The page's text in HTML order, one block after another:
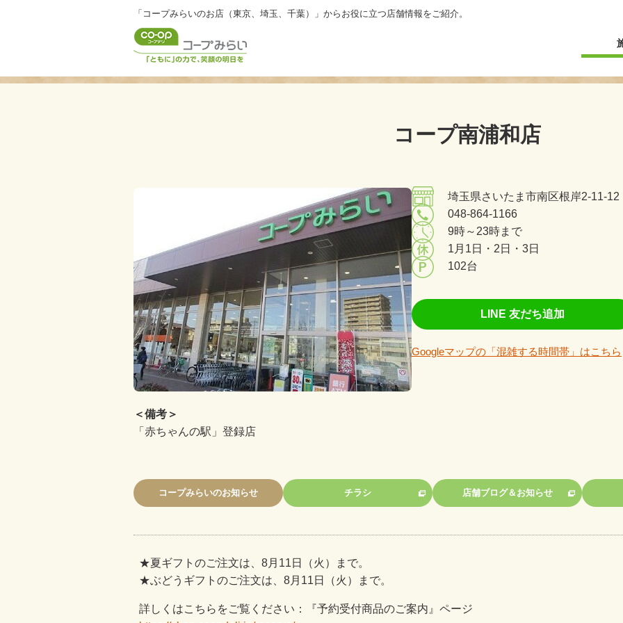
「コープみらいのお店（東京、埼玉、千葉）」からお役に立つ店舗情報をご紹介。
コープ南浦和店
埼玉県さいたま市南区根岸2-11-12
048-864-1166
9時～23時まで
1月1日・2日・3日
102台
LINE 友だち追加
Googleマップの「混雑する時間帯」はこちら
＜備考＞
「赤ちゃんの駅」登録店
コープみらいのお知らせ チラシ 店舗ブログ＆お知らせ
★夏ギフトのご注文は、8月11日（火）まで。
★ぶどうギフトのご注文は、8月11日（火）まで。
詳しくはこちらをご覧ください：『予約受付商品のご案内』ページ